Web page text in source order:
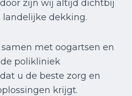
zijn wij altijd dichtbij
dekking.
met oogartsen en
polikliniek
u de beste zorg en
krijgt.